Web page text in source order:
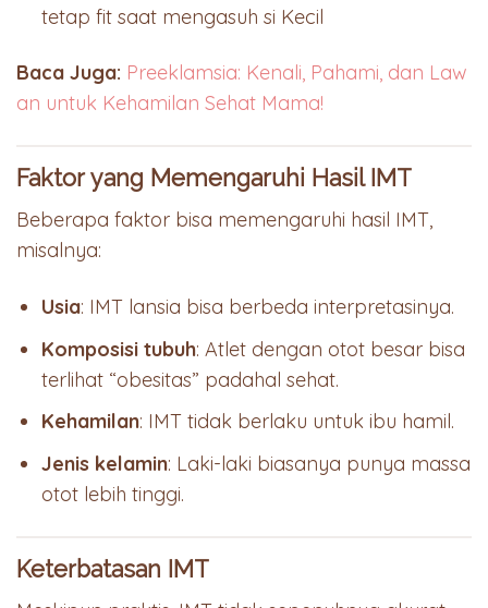
tetap fit saat mengasuh si Kecil
Baca Juga: Preeklamsia: Kenali, Pahami, dan Law
an untuk Kehamilan Sehat Mama!
Faktor yang Memengaruhi Hasil IMT
Beberapa faktor bisa memengaruhi hasil IMT,
misalnya:
Usia: IMT lansia bisa berbeda interpretasinya.
Komposisi tubuh: Atlet dengan otot besar bisa
terlihat “obesitas” padahal sehat.
Kehamilan: IMT tidak berlaku untuk ibu hamil.
Jenis kelamin: Laki-laki biasanya punya massa
otot lebih tinggi.
Keterbatasan IMT